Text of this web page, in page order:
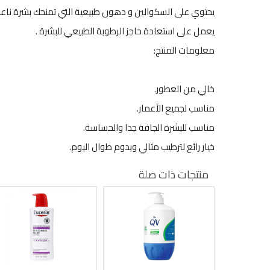
يحتوي على السكوالين و دهون طبيعية التي تمنحك بشرة
يعمل على استعادة حاجز الرطوبة الطبيعي للبشرة .
معلومات المنتج:
خالي من العطور.
مناسب لجميع الأعمار.
مناسب للبشرة الجافة جدا والحساسة.
خيار رائع لترطيب مثالي ويدوم طوال اليوم.
منتجات ذات صلة